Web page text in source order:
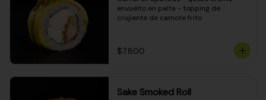
envuelto en palta - topping de
crujiente de camote frito
$7.800
Sake Smoked Roll